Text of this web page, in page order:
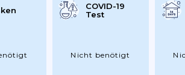
COVID-19
Test
Nicht benötigt